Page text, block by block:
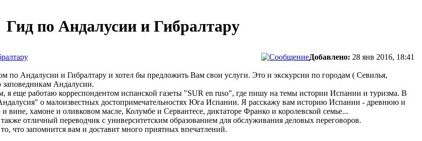
Гид по Андалусии и Гибралтару
Добавлено: 28 янв 2016, 18:41
по Андалусии и Гибралтару и хотел бы предложить Вам свои услуги. Это и экскурсии по городам ( Севилья,
Андалусии.
я еще работаю корреспондентом испанской газеты "SUR en ruso", где пишу на темы истории Испании и туризма. В
о малоизвестных достопримечательностях Юга Испании. Я расскажу вам историю Испании - древнюю и
хамоне и оливковом масле, Колумбе и Сеpвантесе, диктаторе Франко и королевской семье...
отличный переводчик с университетским образованием для обслуживания деловых переговоров.
что запомнится вам и доставит много приятных впечатлений.